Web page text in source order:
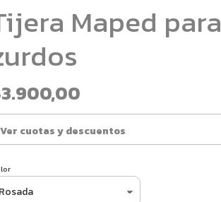
Maped para
Ver cuotas y descuentos